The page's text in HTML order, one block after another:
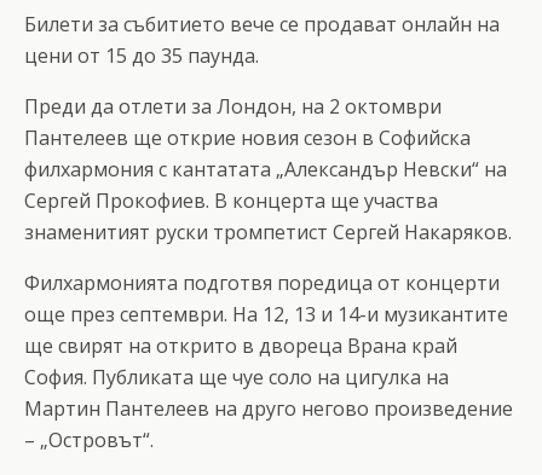
Билети за събитието вече се продават онлайн на
цени от 15 до 35 паунда.
Преди да отлети за Лондон, на 2 октомври
Пантелеев ще открие новия сезон в Софийска
филхармония с кантатата „Александър Невски“ на
Сергей Прокофиев. В концерта ще участва
знаменитият руски тромпетист Сергей Накаряков.
Филхармонията подготвя поредица от концерти
още през септември. На 12, 13 и 14-и музикантите
ще свирят на открито в двореца Врана край
София. Публиката ще чуе соло на цигулка на
Мартин Пантелеев на друго негово произведение
– „Островът“.